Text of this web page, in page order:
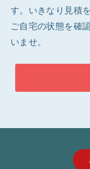
す。いきなり見積
ご自宅の状態を確
いませ。